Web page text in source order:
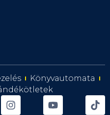
Könyvautomata